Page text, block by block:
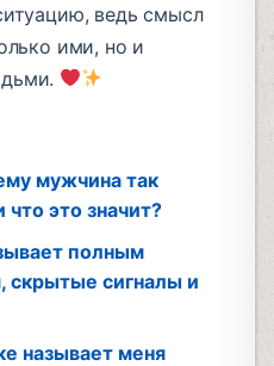
ведь смысл
ими, но и
мужчина так
это значит?
полным
скрытые сигналы и
называет меня